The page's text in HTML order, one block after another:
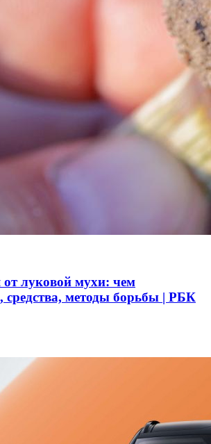
от луковой мухи: чем
средства, методы борьбы | РБК